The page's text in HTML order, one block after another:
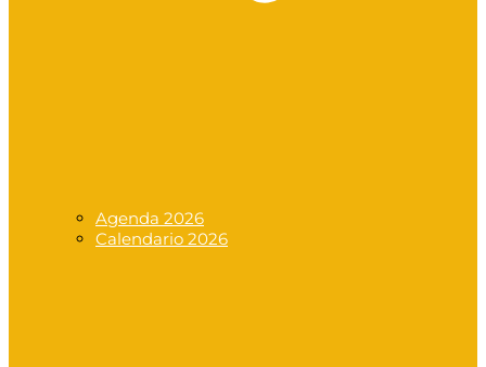
Agenda 2026
Calendario 2026